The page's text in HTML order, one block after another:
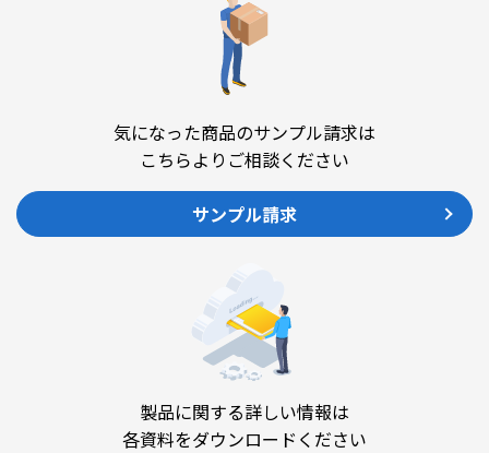
気になった商品のサンプル請求は
こちらよりご相談ください
サンプル請求
製品に関する詳しい情報は
各資料をダウンロードください